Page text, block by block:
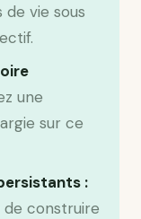
de vie sous
une
sur ce
:
de construire